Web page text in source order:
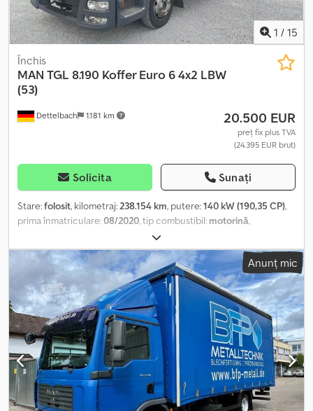
1 / 15
Dettelbach 1.181 km
Închis
MAN TGL 8.190 Koffer Euro 6 4x2 LBW
(53)
20.500 EUR
preț fix plus TVA
(24.395 EUR brut)
Solicita Sunați
Stare:folosit, kilometraj:238.154 km, putere:140 kW (190,35 CP),
prima înmatriculare:08/2020, tip combustibil: motorină,
215/75R17,5
ampatament:4.200 mm, combustibil:motorină, culoare:alb, tip de
angrenaj:automat , clasă de emisii:Euro 6, lungime totală:8.020
, lățime totală: 2.550 mm, înălțime totală:3.450 mm, lungimea
spațiului de încărcare:6.100 mm, lățimea spațiului de încărcare:
2.470 mm, înălțime spațiu de încărcare: 2.380 mm, An de
fabricație:2020, Dotări:ABS, aer condiționat, blocare diferențial,
computer de bord, hayon hidraulic, pilot automat de viteză,
proiectoare de ceață, reglare electrică a geamurilor,
servodirecție, încălzire scaun
, - Avertizare la părăsirea benzii -
Radio Dodpfszq Sfwjx Andjck - Tahograf - Volan multifuncțional
Anunț mic